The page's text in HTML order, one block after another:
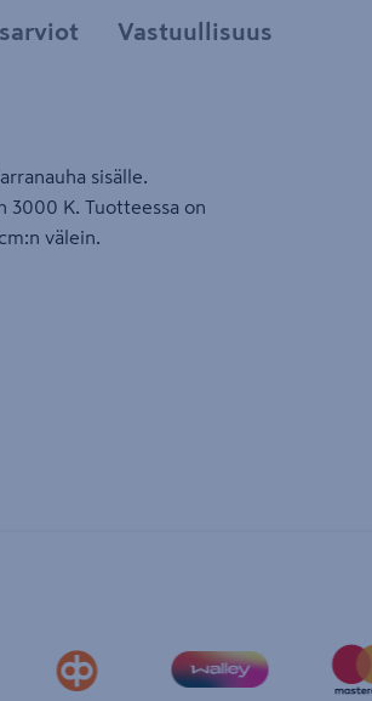
Vastuullisuus
sisälle.
3000 K. Tuotteessa on
välein.